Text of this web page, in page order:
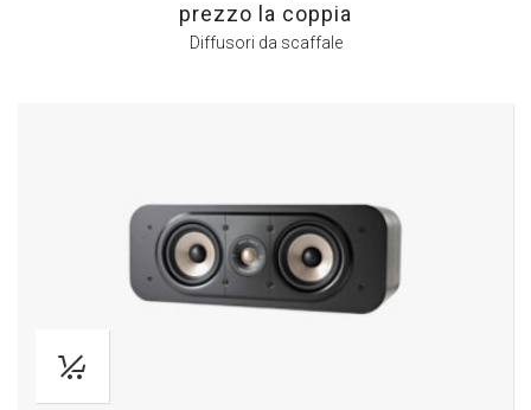
prezzo la coppia
Diffusori da scaffale